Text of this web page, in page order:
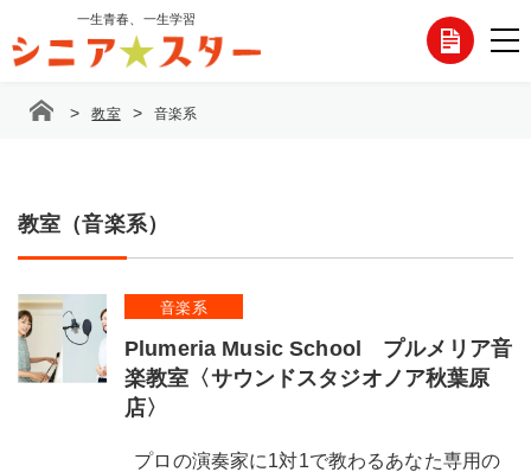
テ
一生青春、一生学習
各
せ
> 教室 > 音楽系
教室（音楽系）
音楽系
Plumeria Music School プルメリア音
楽教室〈サウンドスタジオノア秋葉原
店〉
プロの演奏家に1対1で教わるあなた専用の